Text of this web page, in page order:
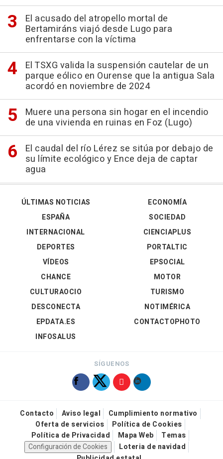
El acusado del atropello mortal de
Bertamiráns viajó desde Lugo para
enfrentarse con la víctima
El TSXG valida la suspensión cautelar de un
parque eólico en Ourense que la antigua Sala
acordó en noviembre de 2024
Muere una persona sin hogar en el incendio
de una vivienda en ruinas en Foz (Lugo)
El caudal del río Lérez se sitúa por debajo de
su límite ecológico y Ence deja de captar
agua
ÚLTIMAS NOTICIAS
ESPAÑA
INTERNACIONAL
DEPORTES
VÍDEOS
ECONOMÍA
SOCIEDAD
CIENCIAPLUS
PORTALTIC
EPSOCIAL
CHANCE
CULTURAOCIO
DESCONECTA
EPDATA.ES
INFOSALUS
MOTOR
TURISMO
NOTIMÉRICA
CONTACTOPHOTO
SÍGUENOS
Contacto Aviso legal
Cumplimiento normativo
Oferta de servicios
Política de Cookies
Política de Privacidad
Mapa Web
Temas
Configuración de Cookies
Loteria de navidad